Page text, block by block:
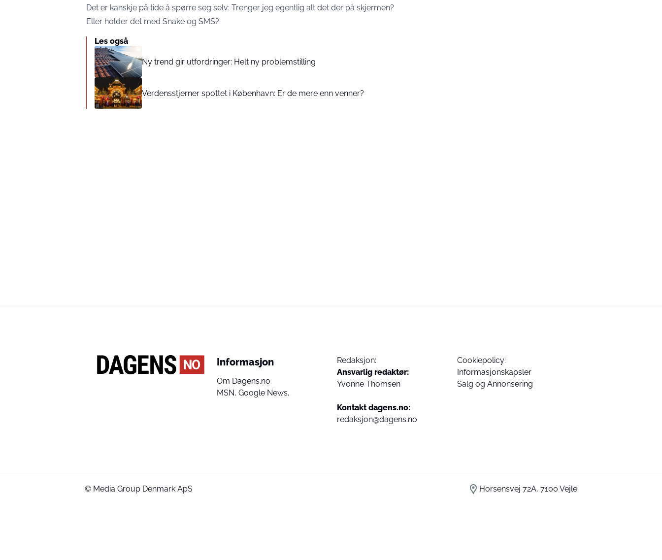
Det er kanskje på tide å spørre seg selv: Trenger jeg egentlig alt det der på skjermen?
Eller holder det med Snake og SMS?
Les også
Ny trend gir utfordringer: Helt ny problemstilling
Verdensstjerner spottet i København: Er de mere enn venner?
Informasjon
Om Dagens.no
MSN, Google News,
Redaksjon:
Ansvarlig redaktør:
Yvonne Thomsen
Kontakt dagens.no:
redaksjon@dagens.no
Cookiepolicy:
Informasjonskapsler
Salg og Annonsering
© Media Group Denmark ApS Horsensvej 72A, 7100 Vejle